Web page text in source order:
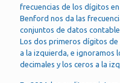
frecuencias de los dígitos
Benford nos da las
conjuntos de datos
Los dos primeros dígitos
a la izquierda, e ignoramos
decimales y los ceros a la